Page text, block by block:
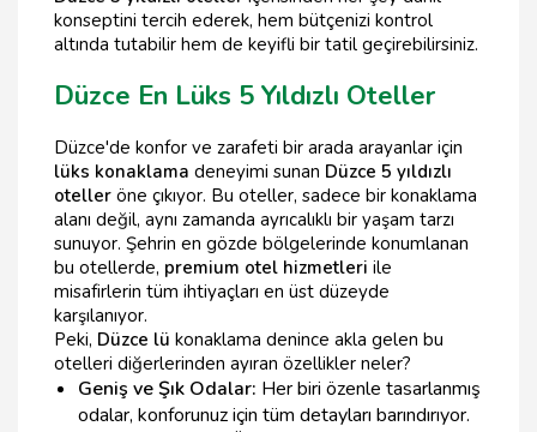
konseptini tercih ederek, hem bütçenizi kontrol
altında tutabilir hem de keyifli bir tatil geçirebilirsiniz.
Düzce En Lüks 5 Yıldızlı Oteller
Düzce'de konfor ve zarafeti bir arada arayanlar için
lüks konaklama deneyimi sunan Düzce 5 yıldızlı
oteller öne çıkıyor. Bu oteller, sadece bir konaklama
alanı değil, aynı zamanda ayrıcalıklı bir yaşam tarzı
sunuyor. Şehrin en gözde bölgelerinde konumlanan
bu otellerde, premium otel hizmetleri ile
misafirlerin tüm ihtiyaçları en üst düzeyde
karşılanıyor.
Peki, Düzce lü konaklama denince akla gelen bu
otelleri diğerlerinden ayıran özellikler neler?
Geniş ve Şık Odalar: Her biri özenle tasarlanmış
odalar, konforunuz için tüm detayları barındırıyor.